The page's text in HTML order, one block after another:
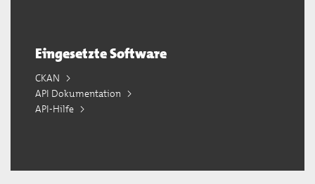
Eingesetzte Software
CKAN
API Dokumentation
API-Hilfe